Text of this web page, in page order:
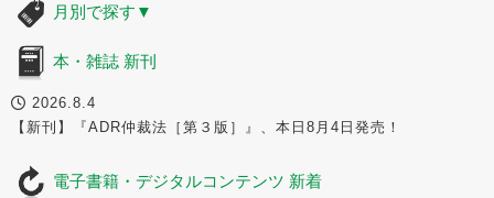
月別で探す ▼
本・雑誌 新刊
2026.8.4
【新刊】『ADR仲裁法［第３版］』、本日8月4日発売！
電子書籍・デジタルコンテンツ 新着